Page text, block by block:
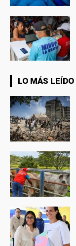
LO MÁS LEÍDO